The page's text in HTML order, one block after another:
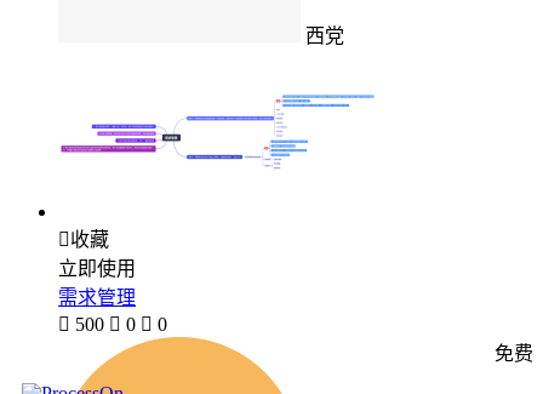
西党
收藏
立即使用
需求管理
 500  0  0
免费